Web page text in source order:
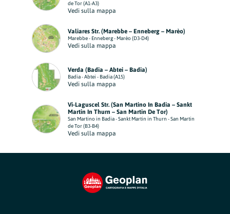
de Tor (A1-A3)
Vedi sulla mappa
Valiares Str. (Marebbe – Enneberg – Marèo)
Marebbe - Enneberg - Marèo (D3-D4)
Vedi sulla mappa
Verda (Badia – Abtei – Badia)
Badia - Abtei - Badia (A15)
Vedi sulla mappa
Vi-Laguscel Str. (San Martino In Badia – Sankt
Martin In Thurn – San Martin De Tor)
San Martino in Badia - Sankt Martin in Thurn - San Martin
de Tor (B3-B4)
Vedi sulla mappa